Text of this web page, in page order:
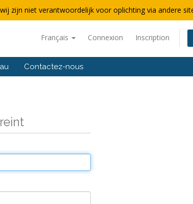
zijn niet verantwoordelijk voor oplichting via andere
Français Connexion Inscription
Contactez-nous